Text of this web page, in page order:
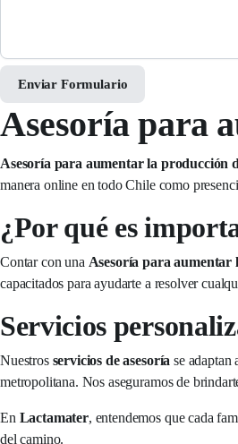
Enviar Formulario
Asesoría para
Asesoría para aumentar la producción
manera online en todo Chile como
¿Por qué es
Contar con una Asesoría para aumentar
capacitados para ayudarte a resolver
Servicios
Nuestros servicios de asesoría se adaptan
metropolitana. Nos aseguramos de
En Lactamater, entendemos que cada
del camino.